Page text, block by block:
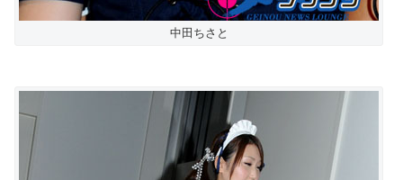
中田ちさと